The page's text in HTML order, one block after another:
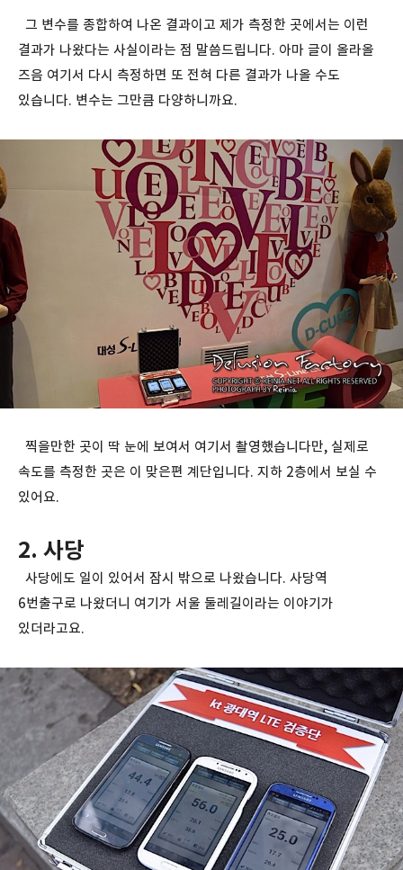
그 변수를 종합하여 나온 결과이고 제가 측정한 곳에서는 이런
결과가 나왔다는 사실이라는 점 말씀드립니다. 아마 글이 올라올
즈음 여기서 다시 측정하면 또 전혀 다른 결과가 나올 수도
있습니다. 변수는 그만큼 다양하니까요.
찍을만한 곳이 딱 눈에 보여서 여기서 촬영했습니다만, 실제로
속도를 측정한 곳은 이 맞은편 계단입니다. 지하 2층에서 보실 수
있어요.
2. 사당
사당에도 일이 있어서 잠시 밖으로 나왔습니다. 사당역
6번출구로 나왔더니 여기가 서울 둘레길이라는 이야기가
있더라고요.